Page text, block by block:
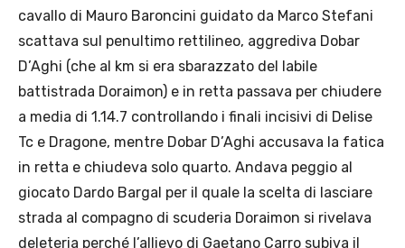
cavallo di Mauro Baroncini guidato da Marco Stefani
scattava sul penultimo rettilineo, aggrediva Dobar
D’Aghi (che al km si era sbarazzato del labile
battistrada Doraimon) e in retta passava per chiudere
a media di 1.14.7 controllando i finali incisivi di Delise
Tc e Dragone, mentre Dobar D’Aghi accusava la fatica
in retta e chiudeva solo quarto. Andava peggio al
giocato Dardo Bargal per il quale la scelta di lasciare
strada al compagno di scuderia Doraimon si rivelava
deleteria perché l’allievo di Gaetano Carro subiva il